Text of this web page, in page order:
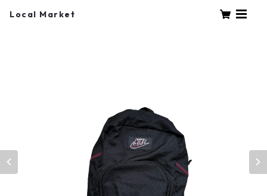
Local Market